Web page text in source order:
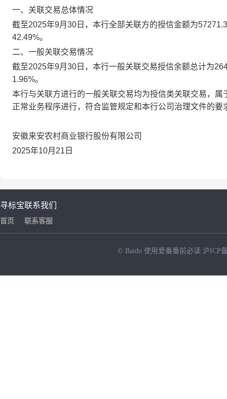
一、关联交易总体情况
截至2025年9月30日，本行全部关联方的授信金额为
42.49%。
二、一般关联交易情况
截至2025年9月30日，本行一般关联交易授信余额总计为
1.96%。
本行与关联方进行的一般关联交易均为授信类关联交易，
正常业务程序进行，符合监管规定和本行公司治理文件的要
安徽来安农村商业银行股份有限公司
2025年10月21日
寻标宝
首页
联系我们
联系客服
© Baidu 使用爱番番前必读 沪ICP